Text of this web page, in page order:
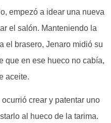
empezó a idear una nueva
el salón. Manteniendo la
el brasero, Jenaro midió su
que en ese hueco no cabía,
aceite.
crear y patentar uno
al hueco de la tarima.